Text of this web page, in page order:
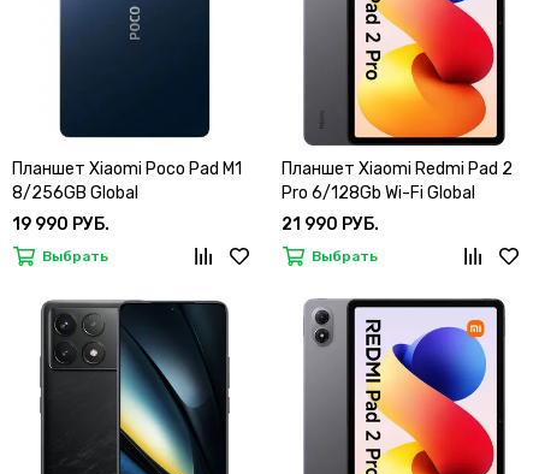
Планшет Xiaomi Poco Pad M1
8/256GB Global
19 990 РУБ.
Выбрать
Планшет Xiaomi Redmi Pad 2
Pro 6/128Gb Wi-Fi Global
21 990 РУБ.
Выбрать